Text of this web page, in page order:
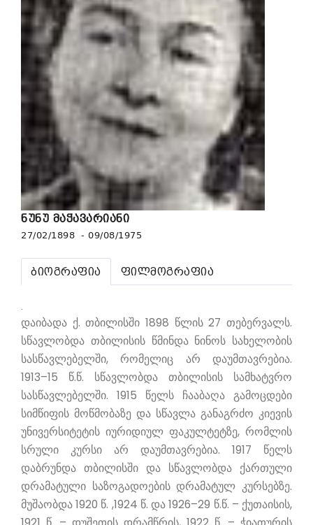
ნუნუ მაჭავარიანი
27/02/1898 - 09/08/1975
ბიოგრაფია ფილმოგრაფია
.
დაიბადა ქ. თბილისში 1898 წლის 27 თებერვალს.
სწავლობდა თბილისის წმინდა ნინოს სახელობის
სასწავლებელში, რომელიც არ დაუმთავრებია.
1913–15 წ.წ. სწავლობდა თბილისის სამხატვრო
სასწავლებელში. 1915 წელს ჩააბაღა გამოცდები
სიმწიფის მოწმობაზე და სწავლა განაგრძო კიევის
უნივერსიტეტის იურიდიულ ფაკულტეტზე, რომლის
სრული კურსი არ დაუმთავრებია. 1917 წელს
დაბრუნდა თბილისში და სწავლობდა ქართული
დრამატული საზოგადოების დრამატულ კურსებზე.
მუშაობდა 1920 წ. ,1924 წ. და 1926–29 წ.წ. – ქუთაისის,